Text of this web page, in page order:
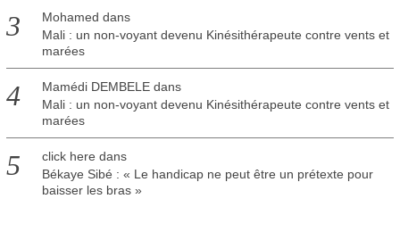
Mohamed dans
Mali : un non-voyant devenu Kinésithérapeute contre vents et
marées
Mamédi DEMBELEdans
Mali : un non-voyant devenu Kinésithérapeute contre vents et
marées
click here dans
Békaye Sibé : « Le handicap ne peut être un prétexte pour
baisser les bras »